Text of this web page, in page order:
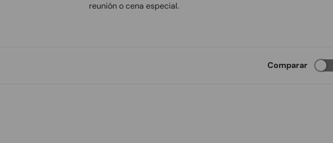
reunión o cena especial.
Comparar